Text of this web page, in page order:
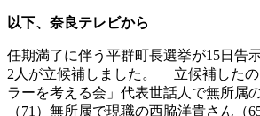
以下、奈良テレビから
任期満了に伴う平群町長選挙が15日告
2人が立候補しました。 立候補したの
ラーを考える会」代表世話人で無所属
（71）無所属で現職の西脇洋貴さん（